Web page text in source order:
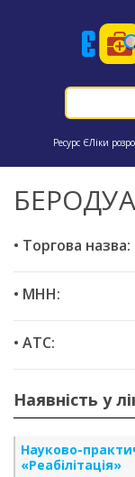
Ресурс ЄЛіки
• Торгова назва:
• МНН:
• ATC:
Наявність у
Науково-
«Реабілітація»